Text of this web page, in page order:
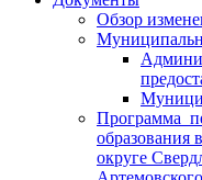
Обзор
Программа
образования
округе